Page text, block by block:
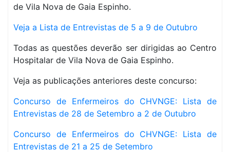
de Vila Nova de Gaia Espinho.
Veja a Lista de Entrevistas de 5 a 9 de Outubro
Todas as questões deverão ser dirigidas ao Centro
Hospitalar de Vila Nova de Gaia Espinho.
Veja as publicações anteriores deste concurso:
Concurso de Enfermeiros do CHVNGE: Lista de
Entrevistas de 28 de Setembro a 2 de Outubro
Concurso de Enfermeiros do CHVNGE: Lista de
Entrevistas de 21 a 25 de Setembro